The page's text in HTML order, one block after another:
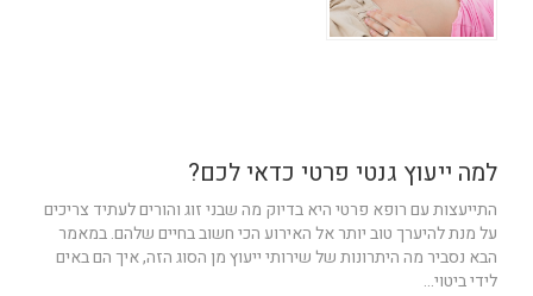
למה ייעוץ גנטי פרטי כדאי לכם?
התייעצות עם רופא פרטי היא בדיוק מה שבני זוג והורים לעתיד צריכים
על מנת להיערך טוב יותר אל האירוע הכי חשוב בחיים שלהם. במאמר
הבא נסביר מה היתרונות של שירותי ייעוץ מן הסוג הזה, איך הם באים
לידי ביטוי...